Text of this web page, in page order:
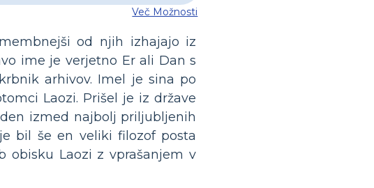
Več Možnosti
od njih izhajajo iz
ime je verjetno Er ali Dan s
arhivov. Imel je sina po
Laozi. Prišel je iz države
izmed najbolj priljubljenih
bil še en veliki filozof posta
obisku Laozi z vprašanjem v